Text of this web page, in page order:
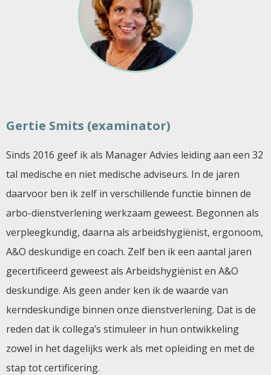
Gertie Smits (examinator)
Sinds 2016 geef ik als Manager Advies leiding aan een 32
tal medische en niet medische adviseurs. In de jaren
daarvoor ben ik zelf in verschillende functie binnen de
arbo-dienstverlening werkzaam geweest. Begonnen als
verpleegkundig, daarna als arbeidshygiënist, ergonoom,
A&O deskundige en coach. Zelf ben ik een aantal jaren
gecertificeerd geweest als Arbeidshygiënist en A&O
deskundige. Als geen ander ken ik de waarde van
kerndeskundige binnen onze dienstverlening. Dat is de
reden dat ik collega’s stimuleer in hun ontwikkeling
zowel in het dagelijks werk als met opleiding en met de
stap tot certificering.